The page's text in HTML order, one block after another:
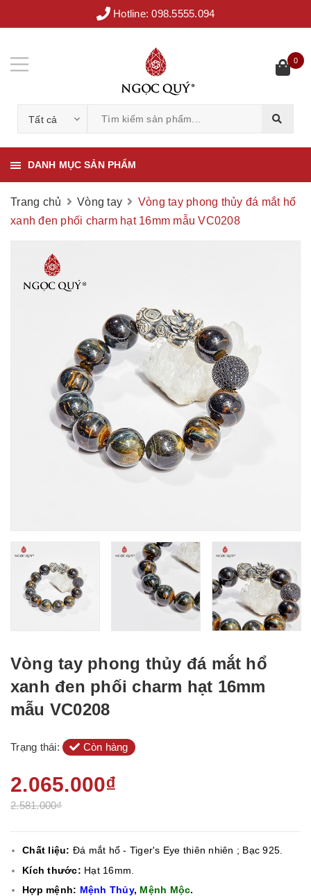
Hotline:098.5555.094
Tất cả
0
DANH MỤC SẢN PHẨM
Trang chủ Vòng tay
Vòng tay phong thủy đá mắt hổ
xanh đen phối charm hạt 16mm mẫu VC0208
Vòng tay phong thủy đá mắt hổ
xanh đen phối charm hạt 16mm
mẫu VC0208
Trạng thái: Còn hàng
2.065.000₫
2.581.000₫
Chất liệu: Đá mắt hổ - Tiger's Eye thiên nhiên ; Bạc 925.
Kích thước: Hạt 16mm.
Hợp mệnh: Mệnh Thủy, Mệnh Mộc.